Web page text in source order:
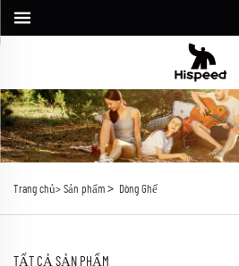
Trang chủ> Sản phẩm > Dòng Ghế
TẤT CẢ SẢN PHẨM